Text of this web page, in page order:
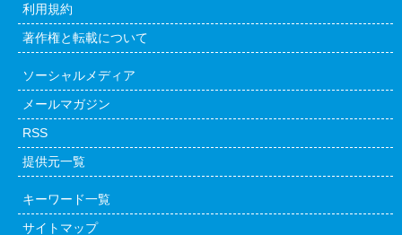
利用規約
著作権と転載について
ソーシャルメディア
メールマガジン
RSS
提供元一覧
キーワード一覧
サイトマップ